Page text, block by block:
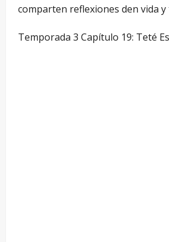
comparten reflexiones den vida
Temporada 3 Capítulo 19: Teté